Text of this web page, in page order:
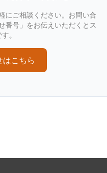
にご相談ください。お問い合
番号」をお伝えいただくとス
。
はこちら